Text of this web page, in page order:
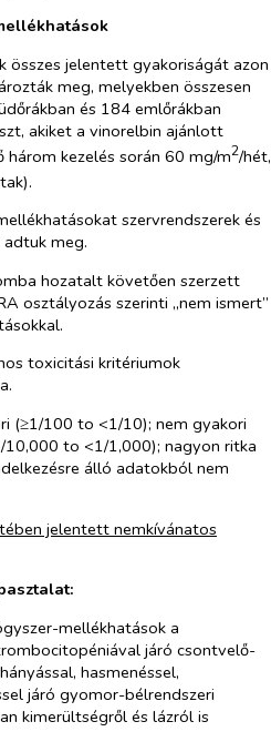
összes jelentett gyakoriságát azon
meg, melyekben összesen
és 184 emlőrákban
akiket a vinorelbin ajánlott
kezelés során 60 mg/m2/hét,
szervrendszerek és
meg.
hozatalt követően szerzett
osztályozás szerinti „nem ismert”
toxicitási kritériumok
(≥1/100 to <1/10); nem gyakori
to <1/1,000); nagyon ritka
álló adatokból nem
jelentett nemkívánatos
mellékhatások a
járó csontvelő-
hasmenéssel,
járó gyomor-bélrendszeri
kimerültségről és lázról is